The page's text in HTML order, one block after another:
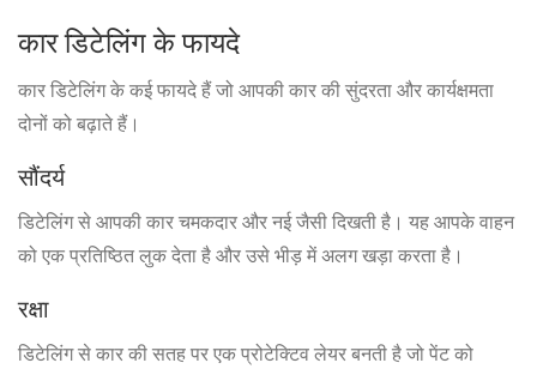
कार डिटेलिंग के फायदे
कार डिटेलिंग के कई फायदे हैं जो आपकी कार की सुंदरता और कार्यक्षमता
दोनों को बढ़ाते हैं।
सौंदर्य
डिटेलिंग से आपकी कार चमकदार और नई जैसी दिखती है। यह आपके वाहन
को एक प्रतिष्ठित लुक देता है और उसे भीड़ में अलग खड़ा करता है।
रक्षा
डिटेलिंग से कार की सतह पर एक प्रोटेक्टिव लेयर बनती है जो पेंट को